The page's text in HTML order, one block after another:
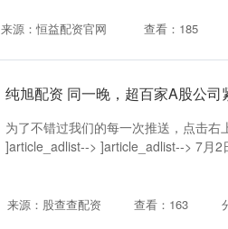
来源：恒益配资官网 查看：185
为了不错过我们的每一次推送，点击右
]article_adlist--> ]article_adlist--> 7月2
来源：股查查配资 查看：163